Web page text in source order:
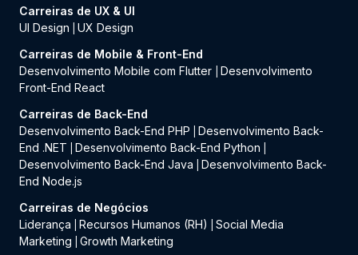
Carreiras de UX & UI
UI Design
UX Design
Carreiras de Mobile & Front-End
Desenvolvimento Mobile com Flutter
Desenvolvimento
Front-End React
Carreiras de Back-End
Desenvolvimento Back-End PHP
Desenvolvimento Back-
End .NET
Desenvolvimento Back-End Python
Desenvolvimento Back-End Java
Desenvolvimento Back-
End Node.js
Carreiras de Negócios
Liderança
Recursos Humanos (RH)
Social Media
Marketing
Growth Marketing